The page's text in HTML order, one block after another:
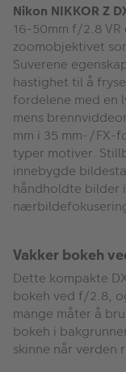
Nikon NIKKOR Z
16-50mm f/2.8
zoomobjektivet
Suverene
hastighet til å
fordelene med en
mens
mm i 35 mm-/FX-
typer motiver.
innebygde
håndholdte bilder
Vakker bokeh
Dette kompakte
bokeh ved f/2.8,
mange måter å
bokeh i
skinne når verden